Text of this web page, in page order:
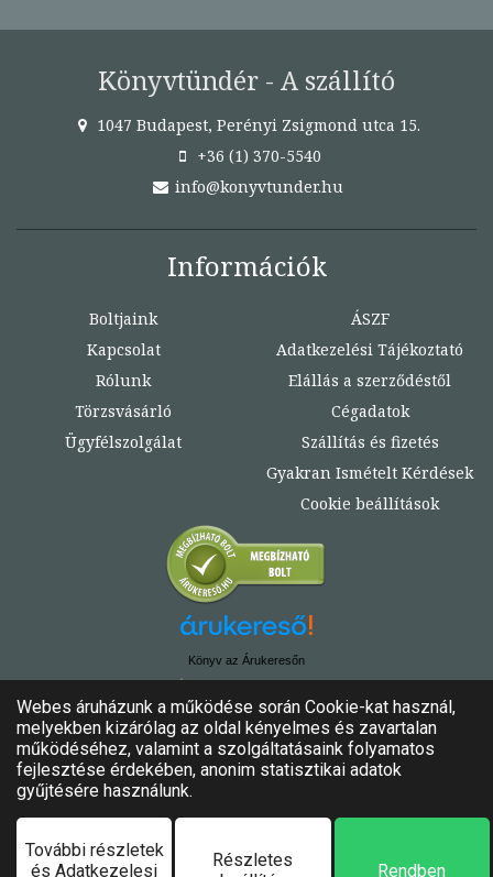
Könyvtündér - A szállító
1047 Budapest, Perényi Zsigmond utca 15.
+36 (1) 370-5540
info@konyvtunder.hu
Információk
Boltjaink
Kapcsolat
Rólunk
Törzsvásárló
Ügyfélszolgálat
ÁSZF
Adatkezelési Tájékoztató
Elállás a szerződéstől
Cégadatok
Szállítás és fizetés
Gyakran Ismételt Kérdések
Cookie beállítások
Könyv az Árukeresőn
Minden jog fenntartva!